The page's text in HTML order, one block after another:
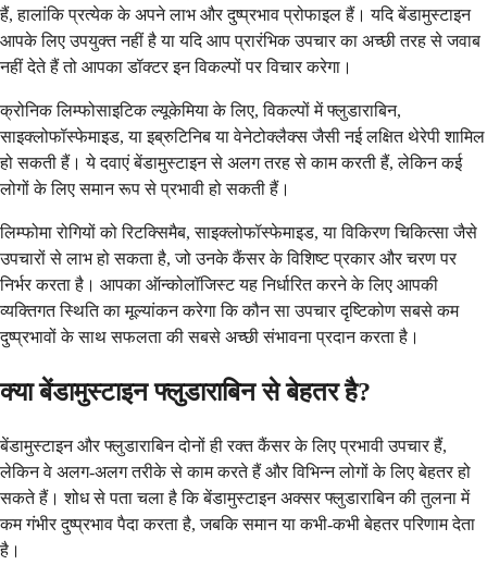
हैं, हालांकि प्रत्येक के अपने लाभ और दुष्प्रभाव प्रोफाइल हैं। यदि बेंडामुस्टाइन
आपके लिए उपयुक्त नहीं है या यदि आप प्रारंभिक उपचार का अच्छी तरह से जवाब
नहीं देते हैं तो आपका डॉक्टर इन विकल्पों पर विचार करेगा।
क्रोनिक लिम्फोसाइटिक ल्यूकेमिया के लिए, विकल्पों में फ्लुडाराबिन,
साइक्लोफॉस्फेमाइड, या इब्रुटिनिब या वेनेटोक्लैक्स जैसी नई लक्षित थेरेपी शामिल
हो सकती हैं। ये दवाएं बेंडामुस्टाइन से अलग तरह से काम करती हैं, लेकिन कई
लोगों के लिए समान रूप से प्रभावी हो सकती हैं।
लिम्फोमा रोगियों को रिटक्सिमैब, साइक्लोफॉस्फेमाइड, या विकिरण चिकित्सा जैसे
उपचारों से लाभ हो सकता है, जो उनके कैंसर के विशिष्ट प्रकार और चरण पर
निर्भर करता है। आपका ऑन्कोलॉजिस्ट यह निर्धारित करने के लिए आपकी
व्यक्तिगत स्थिति का मूल्यांकन करेगा कि कौन सा उपचार दृष्टिकोण सबसे कम
दुष्प्रभावों के साथ सफलता की सबसे अच्छी संभावना प्रदान करता है।
क्या बेंडामुस्टाइन फ्लुडाराबिन से बेहतर है?
बेंडामुस्टाइन और फ्लुडाराबिन दोनों ही रक्त कैंसर के लिए प्रभावी उपचार हैं,
लेकिन वे अलग-अलग तरीके से काम करते हैं और विभिन्न लोगों के लिए बेहतर हो
सकते हैं। शोध से पता चला है कि बेंडामुस्टाइन अक्सर फ्लुडाराबिन की तुलना में
कम गंभीर दुष्प्रभाव पैदा करता है, जबकि समान या कभी-कभी बेहतर परिणाम देता
है।